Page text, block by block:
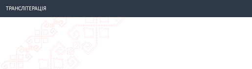
ТРАНСЛІТЕРАЦІЯ